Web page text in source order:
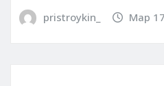
pristroykin_ Мар